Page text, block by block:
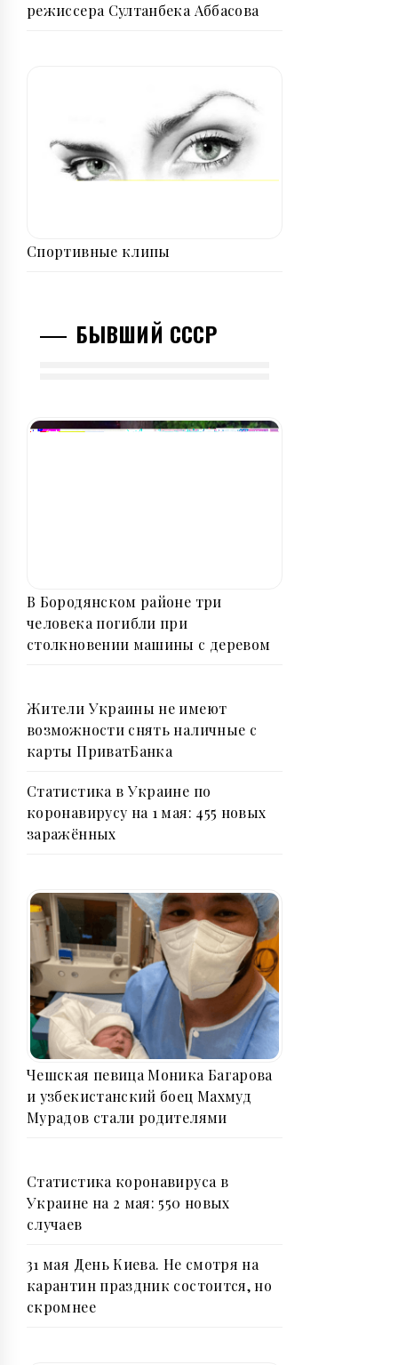
режиссера Султанбека Аббасова
Спортивные клипы
БЫВШИЙ СССР
В Бородянском районе три
человека погибли при
столкновении машины с деревом
Жители Украины не имеют
возможности снять наличные с
карты ПриватБанка
Статистика в Украине по
коронавирусу на 1 мая: 455 новых
заражённых
Чешская певица Моника Багарова
и узбекистанский боец Махмуд
Мурадов стали родителями
Статистика коронавируса в
Украине на 2 мая: 550 новых
случаев
31 мая День Киева. Не смотря на
карантин праздник состоится, но
скромнее